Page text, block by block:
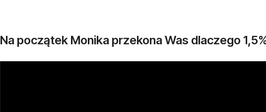
Na początek Monika przekona Was dlaczego